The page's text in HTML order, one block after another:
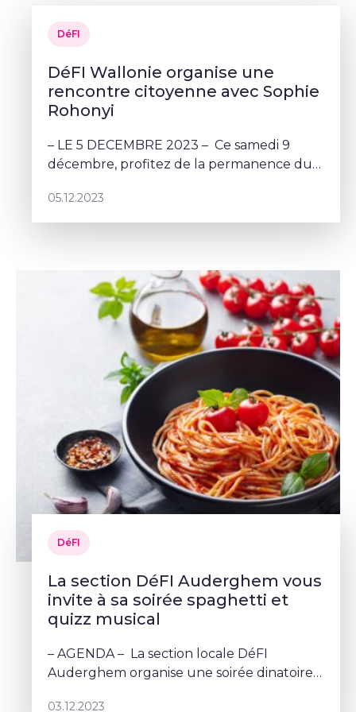
DéFI
DéFI Wallonie organise une
rencontre citoyenne avec Sophie
Rohonyi
– LE 5 DECEMBRE 2023 – Ce samedi 9
décembre, profitez de la permanence du
questions à Sophie Rohonyi.
05.12.2023
DéFI
La section DéFI Auderghem vous
invite à sa soirée spaghetti et
quizz musical
– AGENDA – La section locale DéFI
Auderghem organise une soirée dinatoire
03.12.2023